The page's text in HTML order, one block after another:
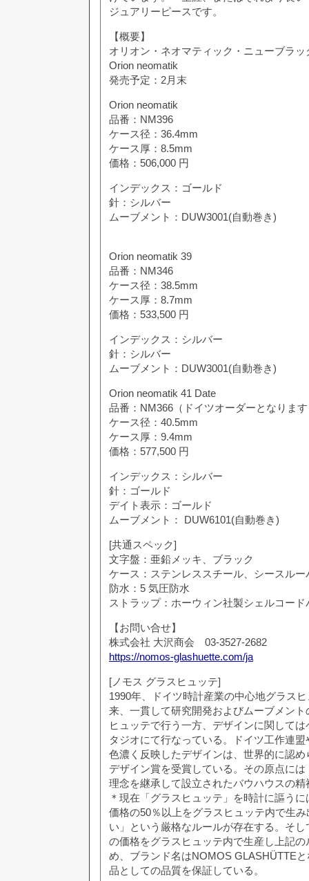
ジュアリーピースです。
【概要】
オリオン・ネオマティック・ニューブラッ
Orion neomatik
発売予定：2月末
Orion neomatik
品番：NM396
ケース径：36.4mm
ケース厚：8.5mm
価格：506,000 円
インデックス：ゴールド
針：シルバー
ムーブメント：DUW3001(自動巻き)
Orion neomatik 39
品番：NM346
ケース径：38.5mm
ケース厚：8.7mm
価格：533,500 円
インデックス：シルバー
針：シルバー
ムーブメント：DUW3001(自動巻き)
Orion neomatik 41 Date
品番：NM366（ドイツオーダーとなりま
ケース径：40.5mm
ケース厚：9.4mm
価格：577,500 円
インデックス：シルバー
針：ゴールド
デイト表示：ゴールド
ムーブメント： DUW6101(自動巻き)
[共通スペック]
文字盤：亜鉛メッキ、ブラック
ケース：ステンレススチール、シースルー
防水：5 気圧防水
ストラップ：ホーウィン社製シェルコー
【お問い合せ】
株式会社 ⼤沢商会 03-3527-2682
https://nomos-glashuette.com/ja
[ノモス グラスヒュッテ]
1990年、ドイツ時計産業の中心地グラス
来、一貫して研究開発およびムーブメン
ヒュッテで行う一方、デザインに関して
タジオにて行なっている。ドイツ工作連
色濃く反映したデザインは、世界的に認
デザイン賞を受賞している。その原点に
理念を継承して設立されたバウハウスの精
＊現在「グラスヒュッテ」を時計に謳う
価格の50％以上をグラスヒュッテ内で生
い」という厳格なルールが存在する。そ
の価格をグラスヒュッテ内で生産し上記
め、ブランド名はNOMOS GLASHÜTTE
品としての品質を保証している。